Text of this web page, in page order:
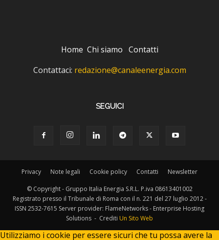
Home Chi siamo Contatti
Contattaci: redazione@canaleenergia.com
SEGUICI
Privacy Note legali Cookie policy Contatti Newsletter
© Copyright - Gruppo Italia Energia S.R.L. P.iva 08613401002
Registrato presso il Tribunale di Roma con il n. 221 del 27 luglio 2012 -
ISSN 2532-7615 Server provider: FlameNetworks - Enterprise Hosting
Solutions - Crediti Un Sito Web
Utilizziamo i cookie per essere sicuri che tu possa avere la